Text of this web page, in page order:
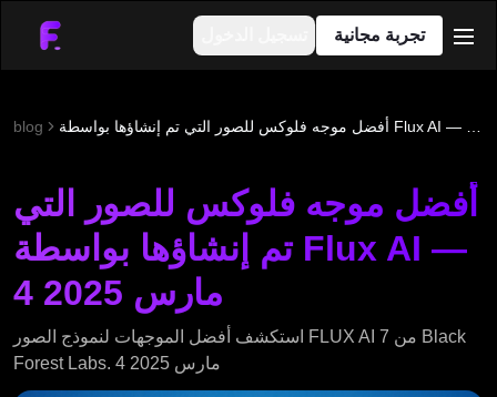
تجربة مجانية
blog
أفضل موجه فلوكس للصور التي
تم إنشاؤها بواسطة Flux AI —
4 مارس 2025
استكشف أفضل الموجهات لنموذج الصور FLUX AI من 7 Black
Forest Labs. 4 مارس 2025